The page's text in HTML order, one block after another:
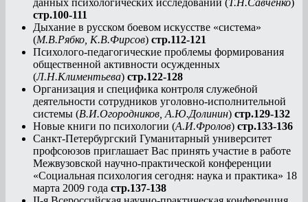
данных психологических исследований (Т.Н.Савченко)
стр.100-111
Дыхание в русском боевом искусстве «система»
(М.В.Рябко, К.В.Фирсов) стр.112-121
Психолого-педагогические проблемы формирования
общественной активности осужденных
(Л.Н.Климентьева) стр.122-128
Организация и специфика контроля служебной
деятельности сотрудников уголовно-исполнительной
системы (В.И.Огородников, А.Ю.Долинин) стр.129-132
Новые книги по психологии (А.И.Фролов) стр.133-136
Санкт-Петербургский Гуманитарный университет
профсоюзов приглашает Вас принять участие в работе
Межвузовской научно-практической конференции
«Социальная психология сегодня: наука и практика» 18
марта 2009 года стр.137-138